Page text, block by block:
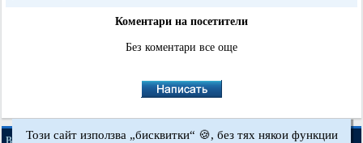
Коментари на посетители
Без коментари все още
BMWman.ru © 2017-2026· Пълна версия· Новини и статии·Карта на сайта
Този сайт използва „бисквитки“ 🍪, без тях някои функции